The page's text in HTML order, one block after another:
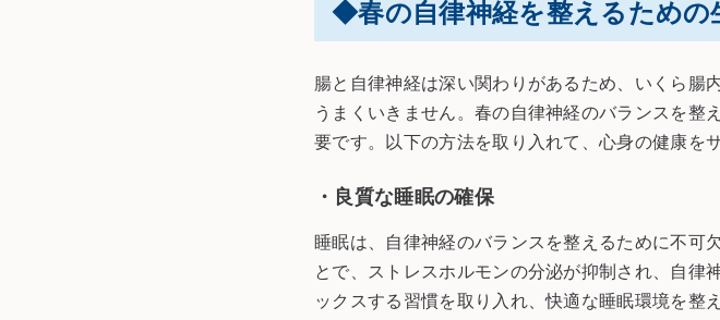
◆春の自律神経を整えるための
腸と自律神経は深い関わりがあるため、いくら腸
うまくいきません。春の自律神経のバランスを整
要です。以下の方法を取り入れて、心身の健康を
・良質な睡眠の確保
睡眠は、自律神経のバランスを整えるために不可
とで、ストレスホルモンの分泌が抑制され、自律
ックスする習慣を取り入れ、快適な睡眠環境を整